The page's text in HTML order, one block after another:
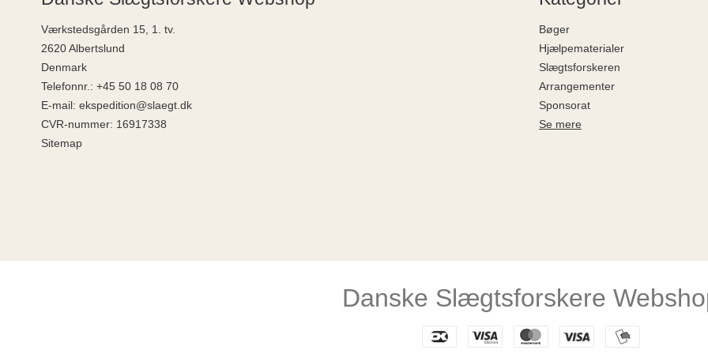
Værkstedsgården 15, 1. tv.
2620 Albertslund
Denmark
Telefonnr. : +45 50 18 08 70
E-mail: ekspedition@slaegt.dk
CVR-nummer: 16917338
Sitemap
Bøger
Hjælpematerialer
Slægtsforskeren
Arrangementer
Sponsorat
Se mere
Danske Slægtsforskere